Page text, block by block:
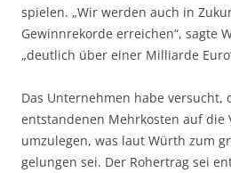
spielen. „Wir werden auch in
Gewinnrekorde erreichen“, sagte
„deutlich über einer Milliarde
Das Unternehmen habe versucht,
entstandenen Mehrkosten auf die
umzulegen, was laut Würth zum
gelungen sei. Der Rohertrag sei